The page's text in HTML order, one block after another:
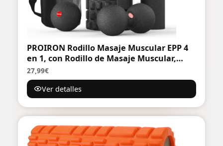
PROIRON Rodillo Masaje Muscular EPP 4
en 1, con Rodillo de Masaje Muscular,
Foam Roller Pequeño y Bolas de Masaje
en Espuma, Ideales para Ejercicios de
Yoga, Pilates, Fitness, Recuperación
Muscular
27,99€
Ver detalles